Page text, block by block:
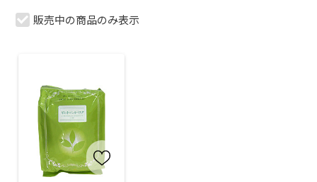
販売中の商品のみ表示